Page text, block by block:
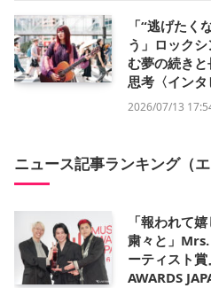
「“逃げたく
う」ロック
む夢の続き
思考〈インタ
2026/07/13
ニュース記事ランキング（エ
「報われて
粛々と」Mrs.
ーティスト
AWARDS